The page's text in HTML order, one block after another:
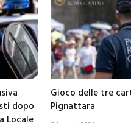
dopo
Locale
Gioco delle tre
Pignattara